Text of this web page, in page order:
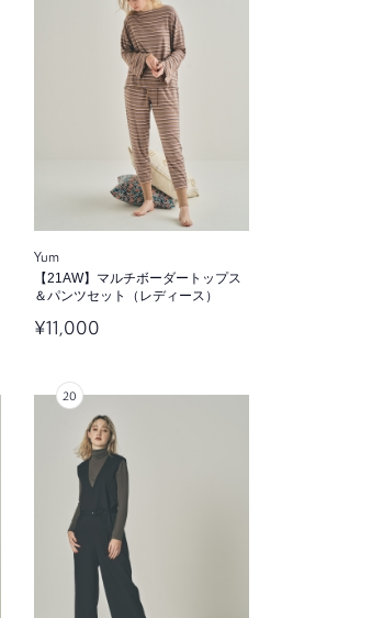
Yum
【21AW】マルチボーダートップス
＆パンツセット（レディース）
¥11,000